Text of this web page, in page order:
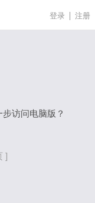
登录 注册
访问电脑版？
]